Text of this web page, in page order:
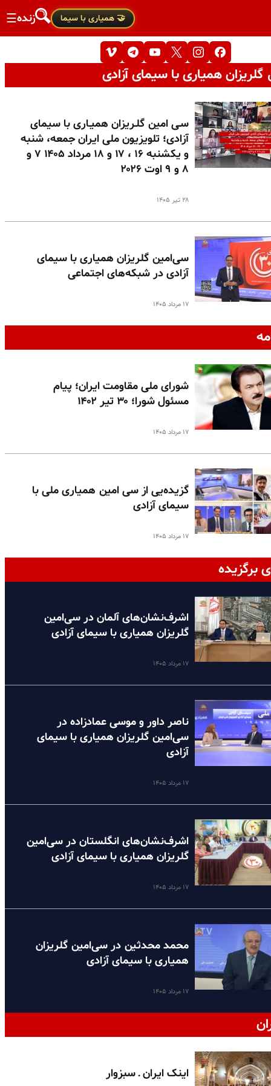
🤝 همیاری با سیما زنده☰
همیاری با سیمای آزادی
سـی امین گلـریزان همیـاری با سیمای
آزادی؛ تلویزیون ملی ایران جمعه، شنبه
و یکشنبه ۱۶ ، ۱۷ و ۱۸ مرداد ۱۴۰۵ ۷ و
۸ و ۹ اوت ۲۰۲۶
۲۸ تیر ۱۴۰۵
سی‌امین گلریزان همیاری با سیمای
آزادی در شبکه‌های اجتماعی
۱۷ مرداد ۱۴۰۵
شورای ملی مقاومت ایران؛ پیام
مسئول شورا؛ ۳۰ تیر ۱۴۰۲
۱۷ مرداد ۱۴۰۵
گزیده‌یی از سی امین همیاری ملی با
سیمای آزادی
۱۷ مرداد ۱۴۰۵
برگزیده
اشرف‌نشان‌های آلمان در سی‌امین
گلریزان همیاری با سیمای آزادی
۱۷ مرداد ۱۴۰۵
ناصر داور و موسی عمادزاده در
سی‌امین گلریزان همیاری با سیمای
آزادی
۱۷ مرداد ۱۴۰۵
اشرف‌نشان‌های انگلستان در سی‌امین
گلریزان همیاری با سیمای آزادی
۱۷ مرداد ۱۴۰۵
محمد محدثین در سی‌امین گلریزان
همیاری با سیمای آزادی
۱۷ مرداد ۱۴۰۵
اینک ایران ـ سبزوار